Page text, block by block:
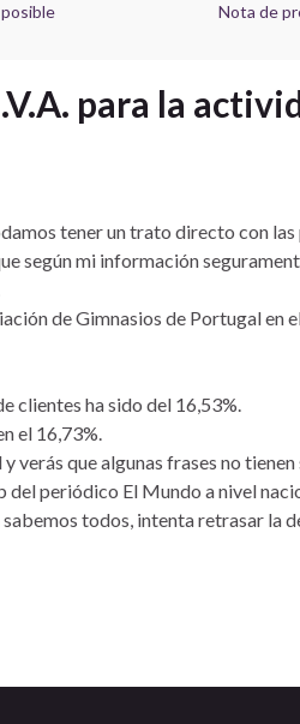
Nota de
para la
tener un trato directo con
según mi información
de Gimnasios de Portugal
clientes ha sido del 16,53%.
el 16,73%.
verás que algunas frases no
periódico El Mundo a nivel
todos, intenta retrasar la